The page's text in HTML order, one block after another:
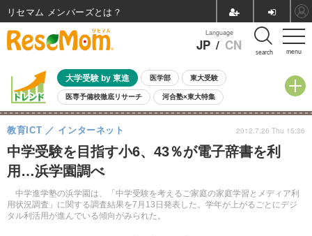
menu
Language
JP / CN search
大学受験 by 東進 医学部 東大受験
医専予備校徹底リサーチ 河合塾×東大特集
親子で考える大学選び 高校受験 中学受験 小学校受験
共通テスト 夏休み 8月開催学校説明会・相談会
8月開催イベント・WS 全国公立高校 過去問 人気記事
自由研究教材（小学生向け）
中学受験を目指す小6、43％が電子辞書を利
用…浜学園調べ
中学進学塾の浜学園は、「中学受験を考えるご家庭の家庭学習とメディア利
用状況調査」に関する調査結果を7月13日発表した。学年が上がるごとにデジ
タル利活用が進んでいる傾向がみられた。
教育ICT インターネット 2012.7.26 Thu 15:36
リセマム メンバーズ